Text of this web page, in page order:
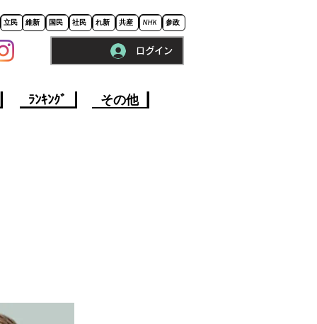
立民 維新 国民 社民 れ新 共産 NHK 参政
ログイン
ﾗﾝｷﾝｸﾞ その他